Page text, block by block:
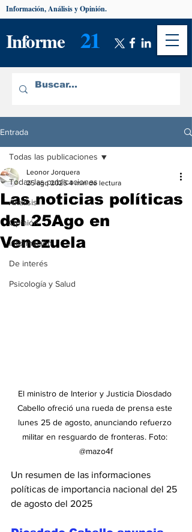
Informe 21
Información, Análisis y Opinión.
Entrada
Todas las publicaciones
Análisis
Opinión
Información
De interés
Psicología y Salud
Todas las publicaciones
Las noticias políticas
del 25Ago en
Venezuela
Leonor Jorquera
25 ago 2025 4 min de lectura
El ministro de Interior y Justicia Diosdado
Cabello ofreció una rueda de prensa este
lunes 25 de agosto, anunciando refuerzo
militar en resguardo de fronteras. Foto:
@mazo4f
Un resumen de las informaciones
políticas de importancia nacional del 25
de agosto del 2025